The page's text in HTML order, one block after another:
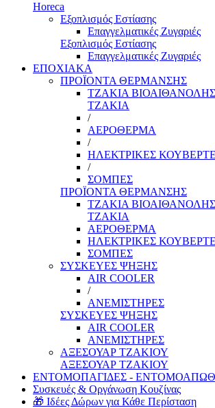
Horeca
Εξοπλισμός Εστίασης
Επαγγελματικές Ζυγαριές
Εξοπλισμός Εστίασης
Επαγγελματικές Ζυγαριές
ΕΠΟΧΙΑΚΑ
ΠΡΟΪΟΝΤΑ ΘΕΡΜΑΝΣΗΣ
ΤΖΑΚΙΑ
ΤΖΑΚΙΑ
/
ΑΕΡΟΘΕΡΜΑ
/
ΗΛΕΚΤΡΙΚΕΣ
/
ΣΟΜΠΕΣ
ΠΡΟΪΟΝΤΑ ΘΕΡΜΑΝΣΗΣ
ΤΖΑΚΙΑ
ΤΖΑΚΙΑ
ΑΕΡΟΘΕΡΜΑ
ΗΛΕΚΤΡΙΚΕΣ
ΣΟΜΠΕΣ
ΣΥΣΚΕΥΕΣ ΨΗΞΗΣ
AIR COOLER
/
ΑΝΕΜΙΣΤΗΡΕΣ
ΣΥΣΚΕΥΕΣ ΨΗΞΗΣ
AIR COOLER
ΑΝΕΜΙΣΤΗΡΕΣ
ΑΞΕΣΟΥΑΡ ΤΖΑΚΙΟΥ
ΑΞΕΣΟΥΑΡ ΤΖΑΚΙΟΥ
ΕΝΤΟΜΟΠΑΓΙΔΕΣ -
Συσκευές & Οργάνωση Κουζίνας
🎁 Ιδέες Δώρων για Κάθε Περίσταση